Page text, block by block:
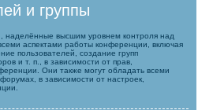
и группы
наделённые высшим уровнем контроля над
аспектами работы конференции, включая
пользователей, создание групп
и т. п., в зависимости от прав,
Они также могут обладать всеми
в зависимости от настроек,